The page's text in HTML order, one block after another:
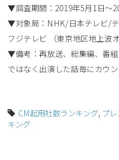
▼調査期間：2019年5月1日～
▼対象局：NHK/日本テレビ/
フジテレビ （東京地区地上波
▼備考：再放送、総集編、番
ではなく出演した話毎にカウン
CM起用社数ランキング, プ
キング